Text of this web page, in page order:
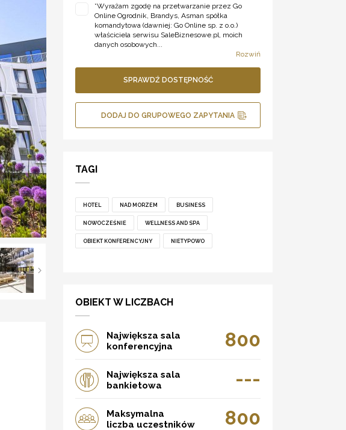
*Wyrażam zgodę na przetwarzanie przez Go
Online Ogrodnik, Brandys, Asman spółka
komandytowa (dawniej: Go Online sp. z o.o.)
właściciela serwisu SaleBiznesowe.pl, moich
danych osobowych...
Rozwiń
SPRAWDŹ DOSTĘPNOŚĆ
DODAJ DO GRUPOWEGO ZAPYTANIA
TAGI
HOTEL NAD MORZEM BUSINESS
NOWOCZEŚNIE WELLNESS AND SPA
OBIEKT KONFERENCYJNY NIETYPOWO
OBIEKT W LICZBACH
Największa sala
konferencyjna
800
Największa sala
bankietowa
---
Maksymalna
liczba uczestników
800